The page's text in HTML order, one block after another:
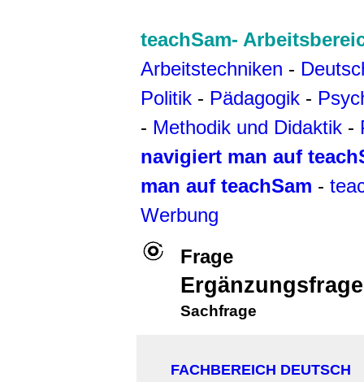
teachSam-
Arbeitstechniken -
Politik - Pädagogik -
- Methodik und Didaktik -
navigiert man auf
man auf teachSam -
Werbung
Frage
Ergänzungsfrage
Sachfrage
FACHBEREICH DEUTSCH